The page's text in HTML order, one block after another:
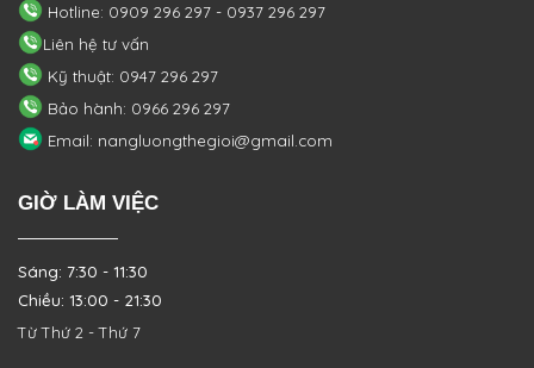
Hotline: 0909 296 297 - 0937 296 297
Liên hệ tư vấn
Kỹ thuật: 0947 296 297
Bảo hành: 0966 296 297
Email: nangluongthegioi@gmail.com
GIỜ LÀM VIỆC
Sáng: 7:30 - 11:30
Chiều: 13:00 - 21:30
Từ Thứ 2 - Thứ 7